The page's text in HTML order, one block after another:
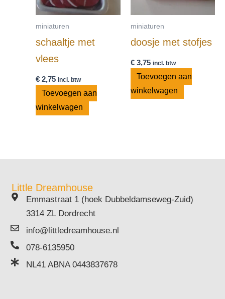
miniaturen
schaaltje met
vlees
€ 2,75 incl. btw
Toevoegen aan
winkelwagen
miniaturen
doosje met stofjes
€3,75 incl. btw
Toevoegen aan
winkelwagen
Little Dreamhouse
Emmastraat 1 (hoek Dubbeldamseweg-Zuid)
3314 ZL Dordrecht
info@littledreamhouse.nl
078-6135950
NL41 ABNA 0443837678